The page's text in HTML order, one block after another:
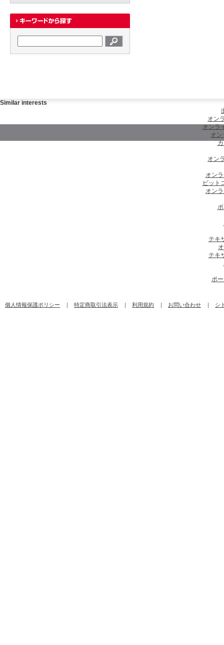
Similar interests
オン
オンラ
オ
オン
オン
ビット
オン
テキ
テキ
ポ
個人情報保護ポリシー ｜ 特定商取引法表示 ｜ 利用規約 ｜ お問い合わせ ｜ シ